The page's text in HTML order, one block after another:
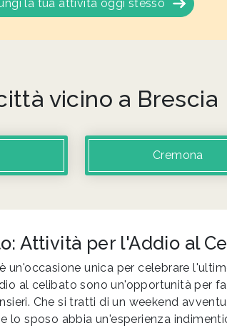
la tua attività oggi stesso
vicino a Brescia
Cremona
Attività per l'Addio al
un'occasione unica per celebrare
al celibato sono un'opportunità per
Che si tratti di un weekend
lo sposo abbia un'esperienza